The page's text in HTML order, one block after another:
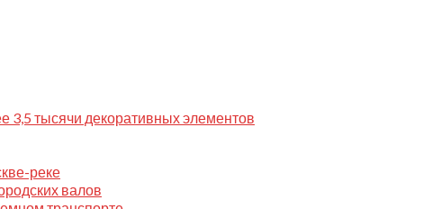
3,5 тысячи декоративных элементов
реке
валов